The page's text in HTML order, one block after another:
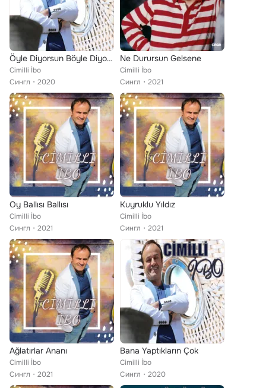
Öyle Diyorsun Böyle Diyorsun
Cimilli İbo
Сингл
2020
Ne Durursun Gelsene
Cimilli İbo
Сингл
2021
Oy Ballısı Ballısı
Cimilli İbo
Сингл
2021
Kuyruklu Yıldız
Cimilli İbo
Сингл
2021
Ağlatırlar Ananı
Cimilli İbo
Сингл
2021
Bana Yaptıkların Çok
Cimilli İbo
Сингл
2020